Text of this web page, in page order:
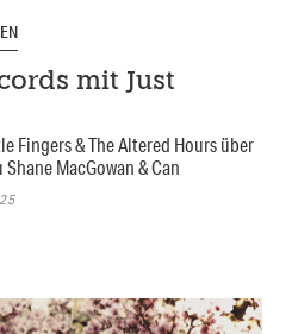
mit Just
Fingers & The Altered Hours über
MacGowan & Can